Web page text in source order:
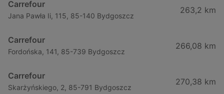
Carrefour
Jana Pawła Ii, 115, 85-140 Bydgoszcz
263,2 km
Carrefour
Fordońska, 141, 85-739 Bydgoszcz
266,08 km
Carrefour
Skarżyńskiego, 2, 85-791 Bydgoszcz
270,38 km